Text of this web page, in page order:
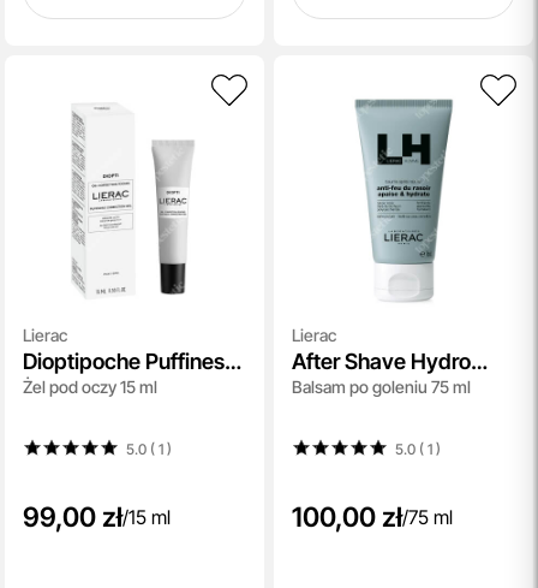
Lierac
Dioptipoche Puffiness
Correction Gel
Żel pod oczy 15 ml
5.0 ( 1)
99,00 zł/15 ml
Lierac
After Shave Hydro
Balm
Balsam po goleniu 75 ml
5.0 ( 1)
100,00 zł/75 ml